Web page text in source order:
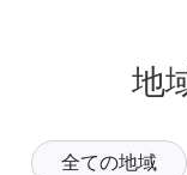
地
全ての地域